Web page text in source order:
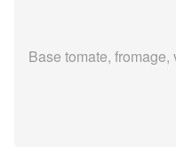
Base tomate,